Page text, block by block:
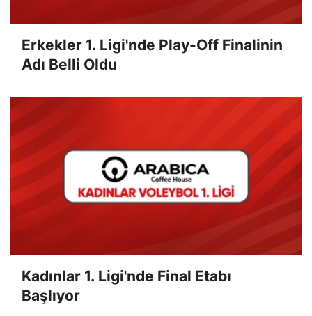
Erkekler 1. Ligi'nde Play-Off Finalinin
Adı Belli Oldu
Kadınlar 1. Ligi'nde Final Etabı
Başlıyor